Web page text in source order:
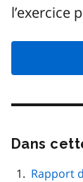
l’exercice
Dans
Rapport